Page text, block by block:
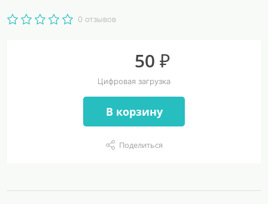
0 отзывов
50 ₽
Цифровая загрузка
В корзину
Поделиться